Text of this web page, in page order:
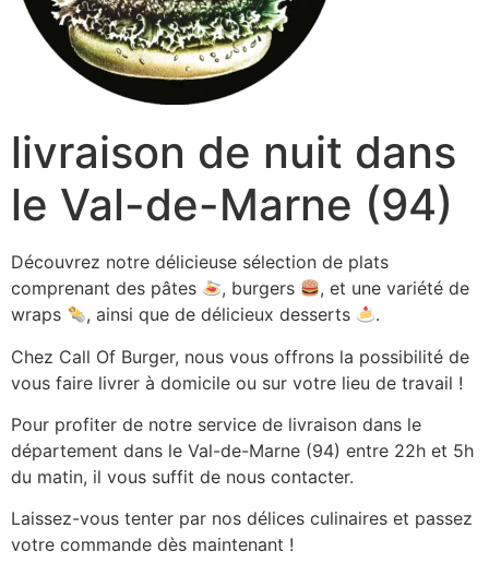
livraison de nuit dans
le Val-de-Marne (94)
Découvrez notre délicieuse sélection de plats
comprenant des pâtes
, burgers
, et une variété de
wraps
, ainsi que de délicieux desserts
.
Chez Call Of Burger, nous vous offrons la possibilité de
vous faire livrer à domicile ou sur votre lieu de travail !
Pour profiter de notre service de livraison dans le
département dans le Val-de-Marne (94) entre 22h et 5h
du matin, il vous suffit de nous contacter.
Laissez-vous tenter par nos délices culinaires et passez
votre commande dès maintenant !